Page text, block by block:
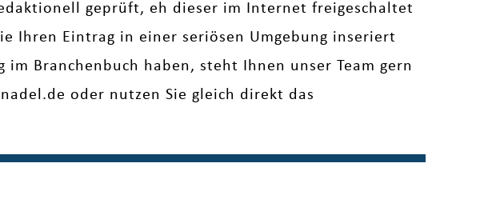
geprüft, eh dieser im Internet freigeschaltet
Ihren Eintrag in einer seriösen Umgebung inseriert
Branchenbuch haben, steht Ihnen unser Team gern
oder nutzen Sie gleich direkt das